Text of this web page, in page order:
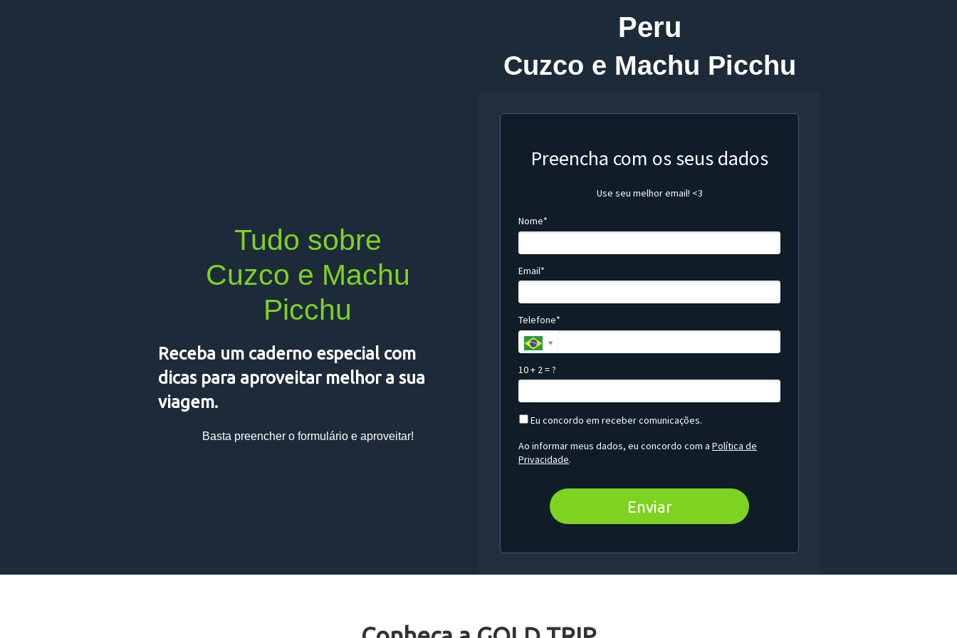
Peru
Cuzco e Machu Picchu
Tudo sobre
Cuzco e Machu
Picchu
Receba um caderno especial com
dicas para aproveitar melhor a sua
viagem.
Basta preencher o formulário e aproveitar!
Preencha com os seus dados
Use seu melhor email! <3
Nome*
Email*
Telefone*
10 + 2 = ?
Eu concordo em receber comunicações.
Ao informar meus dados, eu concordo com a Política de
Privacidade.
Enviar